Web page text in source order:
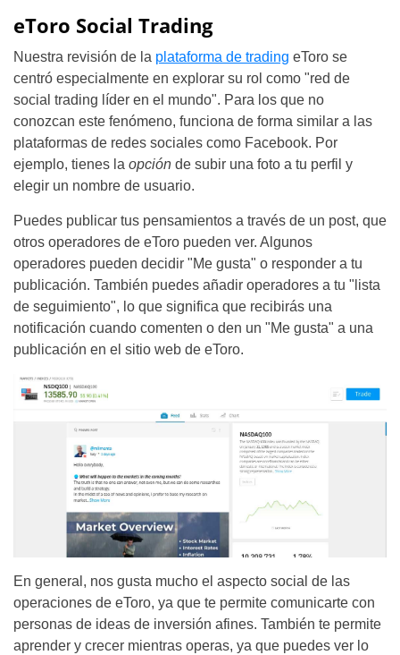
eToro Social Trading
Nuestra revisión de la plataforma de trading eToro se
centró especialmente en explorar su rol como "red de
social trading líder en el mundo". Para los que no
conozcan este fenómeno, funciona de forma similar a las
plataformas de redes sociales como Facebook. Por
ejemplo, tienes la opción de subir una foto a tu perfil y
elegir un nombre de usuario.
Puedes publicar tus pensamientos a través de un post, que
otros operadores de eToro pueden ver. Algunos
operadores pueden decidir "Me gusta" o responder a tu
publicación. También puedes añadir operadores a tu "lista
de seguimiento", lo que significa que recibirás una
notificación cuando comenten o den un "Me gusta" a una
publicación en el sitio web de eToro.
En general, nos gusta mucho el aspecto social de las
operaciones de eToro, ya que te permite comunicarte con
personas de ideas de inversión afines. También te permite
aprender y crecer mientras operas, ya que puedes ver lo